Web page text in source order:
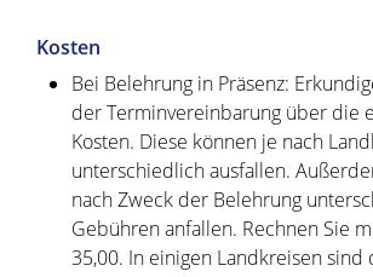
Kosten
Bei Belehrung in Präsenz:
der Terminvereinbarung über die
Kosten. Diese können je nach
unterschiedlich ausfallen.
nach Zweck der Belehrung
Gebühren anfallen. Rechnen Sie
35,00. In einigen Landkreisen